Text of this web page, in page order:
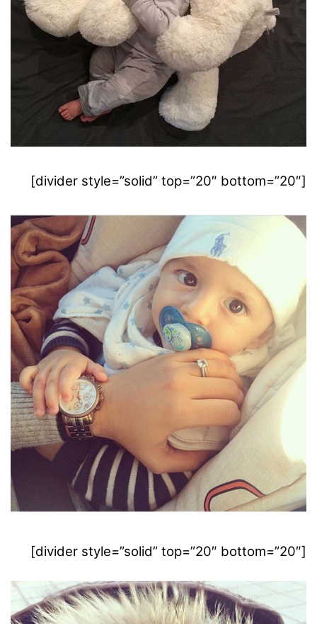
[divider style=”solid” top=”20″ bottom=”20″]
[divider style=”solid” top=”20″ bottom=”20″]